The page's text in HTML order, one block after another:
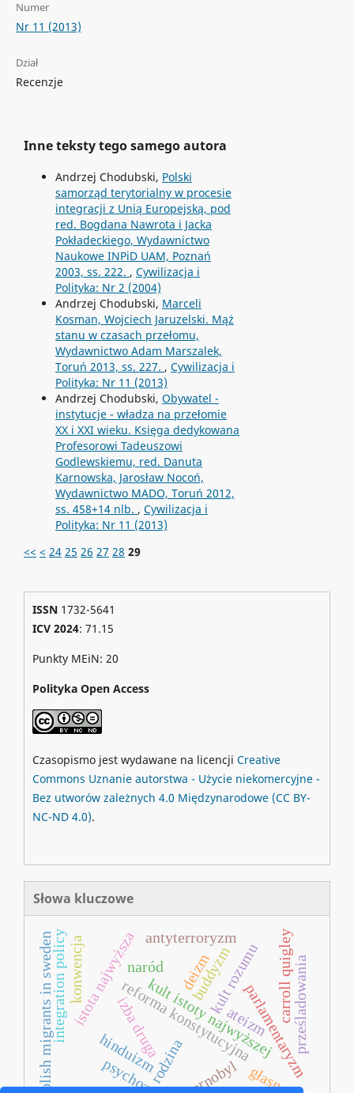
Numer
Nr 11 (2013)
Dział
Recenzje
Inne teksty tego samego autora
Andrzej Chodubski, Polski
samorząd terytorialny w procesie
integracji z Unią Europejską, pod
red. Bogdana Nawrota i Jacka
Pokładeckiego, Wydawnictwo
Naukowe INPiD UAM, Poznań
2003, ss. 222. , Cywilizacja i
Polityka: Nr 2 (2004)
Andrzej Chodubski, Marceli
Kosman, Wojciech Jaruzelski. Mąż
stanu w czasach przełomu,
Wydawnictwo Adam Marszalek,
Toruń 2013, ss. 227. , Cywilizacja i
Polityka: Nr 11 (2013)
Andrzej Chodubski, Obywatel -
instytucje - władza na przełomie
XX i XXI wieku. Księga dedykowana
Profesorowi Tadeuszowi
Godlewskiemu, red. Danuta
Karnowska, Jarosław Nocoń,
Wydawnictwo MADO, Toruń 2012,
ss. 458+14 nlb. , Cywilizacja i
Polityka: Nr 11 (2013)
<< < 24 25 26 27 28 29
ISSN1732-5641
ICV 2024: 71.15
Punkty MEiN: 20
Polityka Open Access
Czasopismo jest wydawane na licencji Creative
Commons Uznanie autorstwa - Użycie niekomercyjne -
Bez utworów zależnych 4.0 Międzynarodowe (CC BY-
NC-ND 4.0).
Słowa kluczowe
rodzina
reforma konstytucyjna
istota najwyższakult istoty najwyższej
kult rozumu
izba druga parlamentaryzm
prześladowania
hinduizm
buddyzm
antyterroryzm
czarnobyl
konwencja deizm
głasnost
integration policy
polish migrants in sweden psychozy
carroll quigley
ateizm
naród